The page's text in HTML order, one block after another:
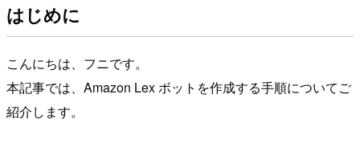
はじめに
こんにちは、フニです。
本記事では、Amazon Lex ボットを作成する手順についてご
紹介します。